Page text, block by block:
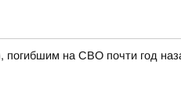
погибшим на СВО почти год